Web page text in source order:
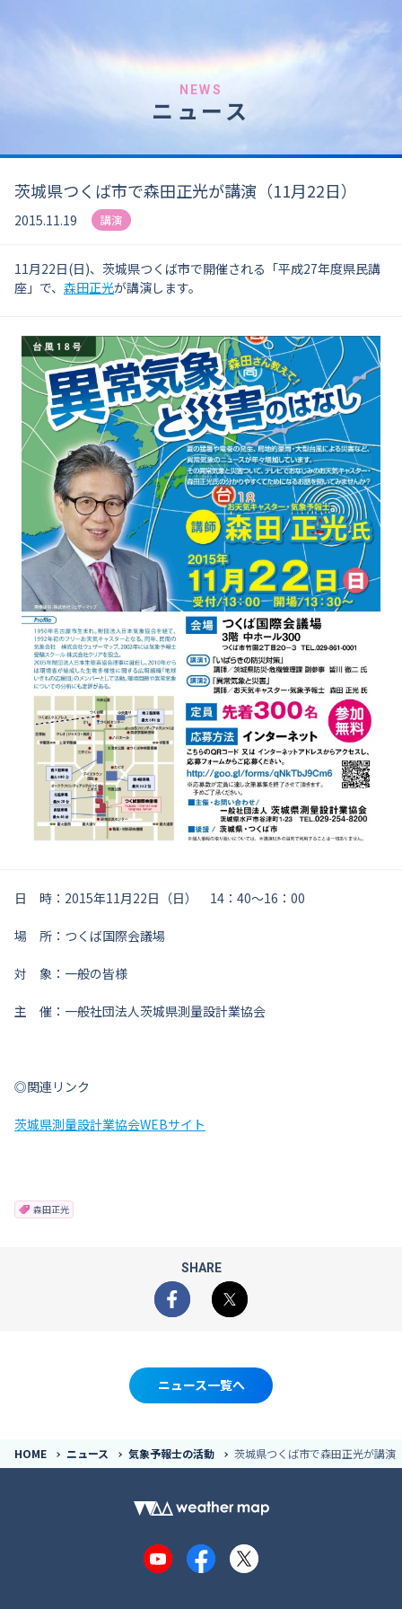
NEWS
ニュース
茨城県つくば市で森田正光が講演（11月22日）
2015.11.19 講演
11月22日(日)、茨城県つくば市で開催される「平成27年度県民講
座」で、 森田正光が講演します。
日 時：2015年11月22日（日） 14：40～16：00
場 所：つくば国際会議場
対 象：一般の皆様
主 催：一般社団法人茨城県測量設計業協会
◎関連リンク
茨城県測量設計業協会WEBサイト
森田正光
SHARE
Facebook
X
ニュース一覧へ
HOME ニュース 気象予報士の活動 茨城県つくば市で森田正光が講演
YouTubeFacebook
X